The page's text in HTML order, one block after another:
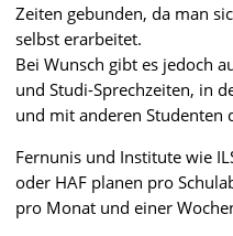
Zeiten gebunden, da man
selbst erarbeitet.
Bei Wunsch gibt es jedoch
und Studi-Sprechzeiten, in
und mit anderen Studenten
Fernunis und Institute wie
oder HAF planen pro
pro Monat und einer